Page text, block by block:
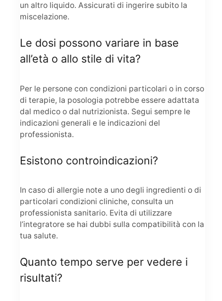
un altro liquido. Assicurati di ingerire subito la
miscelazione.
Le dosi possono variare in base
all’età o allo stile di vita?
Per le persone con condizioni particolari o in corso
di terapie, la posologia potrebbe essere adattata
dal medico o dal nutrizionista. Segui sempre le
indicazioni generali e le indicazioni del
professionista.
Esistono controindicazioni?
In caso di allergie note a uno degli ingredienti o di
particolari condizioni cliniche, consulta un
professionista sanitario. Evita di utilizzare
l’integratore se hai dubbi sulla compatibilità con la
tua salute.
Quanto tempo serve per vedere i
risultati?